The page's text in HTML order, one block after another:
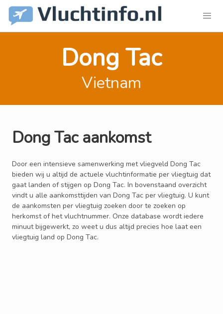
Dong Tac
Vietnam
Dong Tac aankomst
Door een intensieve samenwerking met vliegveld Dong Tac
bieden wij u altijd de actuele vluchtinformatie per vliegtuig dat
gaat landen of stijgen op Dong Tac. In bovenstaand overzicht
vindt u alle aankomsttijden van Dong Tac per vliegtuig. U kunt
de aankomsten per vliegtuig zoeken door te zoeken op
herkomst of het vluchtnummer. Onze database wordt iedere
minuut bijgewerkt, zo weet u dus altijd precies hoe laat een
vliegtuig land op Dong Tac.